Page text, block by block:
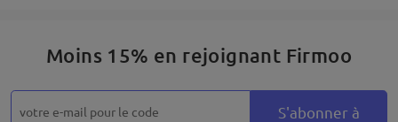
Moins 15% en rejoignant Firmoo
S'abonner à